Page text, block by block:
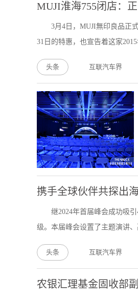
MUJI淮海755闭店：
3月4日，MUJI無印良品正
31日的特惠，也宣告着这家
头条 互联汽车界
携手全球伙伴共探出
继2024年首届峰会成功吸
级。本届峰会设置了主题演讲
头条 互联汽车界
农银汇理基金固收部